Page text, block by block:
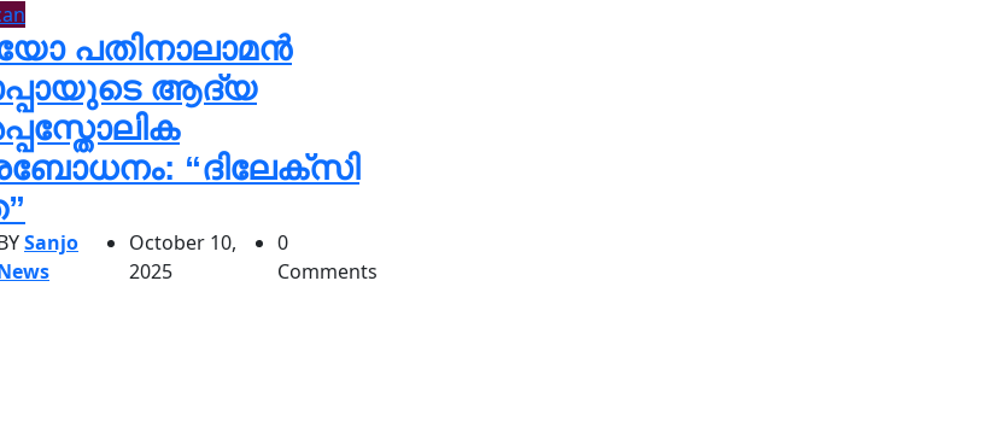
പതിനാലാമൻ
ആദ്യ
“ദിലേക്സി
Sanjo
October 10,
2025
0
Comments